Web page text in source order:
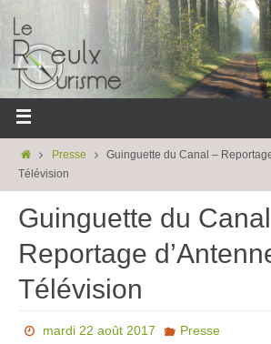
Presse
Guinguette du Canal –
Télévision
Guinguette du
Reportage
Télévision
mardi 22 août 2017 Presse